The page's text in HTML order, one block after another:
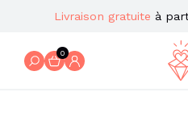
Livraison gratuite à
0